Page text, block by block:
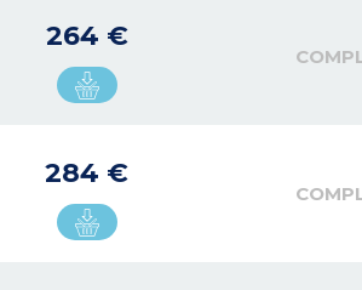
264 €
284 €